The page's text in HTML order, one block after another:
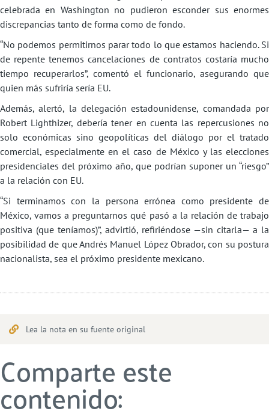
celebrada en Washington no pudieron esconder sus enormes
discrepancias tanto de forma como de fondo.
“No podemos permitirnos parar todo lo que estamos haciendo. Si
de repente tenemos cancelaciones de contratos costaría mucho
tiempo recuperarlos”, comentó el funcionario, asegurando que
quien más sufriría sería EU.
Además, alertó, la delegación estadounidense, comandada por
Robert Lighthizer, debería tener en cuenta las repercusiones no
solo económicas sino geopolíticas del diálogo por el tratado
comercial, especialmente en el caso de México y las elecciones
presidenciales del próximo año, que podrían suponer un “riesgo”
a la relación con EU.
“Si terminamos con la persona errónea como presidente de
México, vamos a preguntarnos qué pasó a la relación de trabajo
positiva (que teníamos)”, advirtió, refiriéndose —sin citarla— a la
posibilidad de que Andrés Manuel López Obrador, con su postura
nacionalista, sea el próximo presidente mexicano.
Lea la nota en su fuente original
Comparte este
contenido: